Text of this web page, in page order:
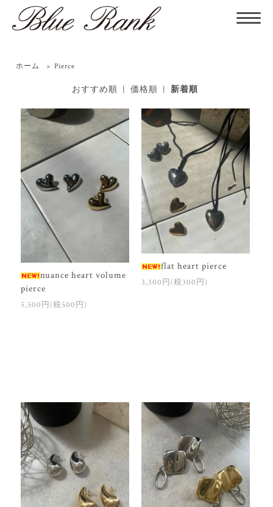
ホーム > Pierce
おすすめ順 |価格順 |新着順
nuance heart volume
pierce
5,500円(税500円)
flat heart pierce
3,300円(税300円)